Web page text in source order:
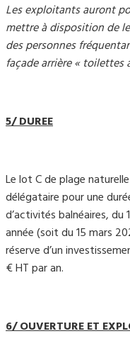
Les exploitants auront
mettre à disposition de
des personnes
façade arrière«toilettes
5/ DUREE
Le lot C de plage
délégataire pour une
d’activités balnéaires, du
année (soit du 15 mars
réserve d’un
€ HT par an.
6/ OUVERTURE ET